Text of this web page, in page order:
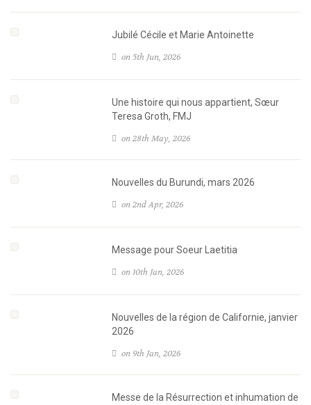
Jubilé Cécile et Marie Antoinette
on 5th Jun, 2026
Une histoire qui nous appartient, Sœur
Teresa Groth, FMJ
on 28th May, 2026
Nouvelles du Burundi, mars 2026
on 2nd Apr, 2026
Message pour Soeur Laetitia
on 10th Jan, 2026
Nouvelles de la région de Californie, janvier
2026
on 9th Jan, 2026
Messe de la Résurrection et inhumation de